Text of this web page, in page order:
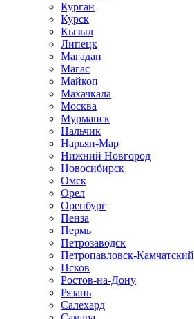
Курган
Курск
Кызыл
Липецк
Магадан
Магас
Майкоп
Махачкала
Москва
Мурманск
Нальчик
Нарьян-Мар
Нижний Новгород
Новосибирск
Омск
Орел
Оренбург
Пенза
Пермь
Петрозаводск
Петропавловск-Камчатский
Псков
Ростов-на-Дону
Рязань
Салехард